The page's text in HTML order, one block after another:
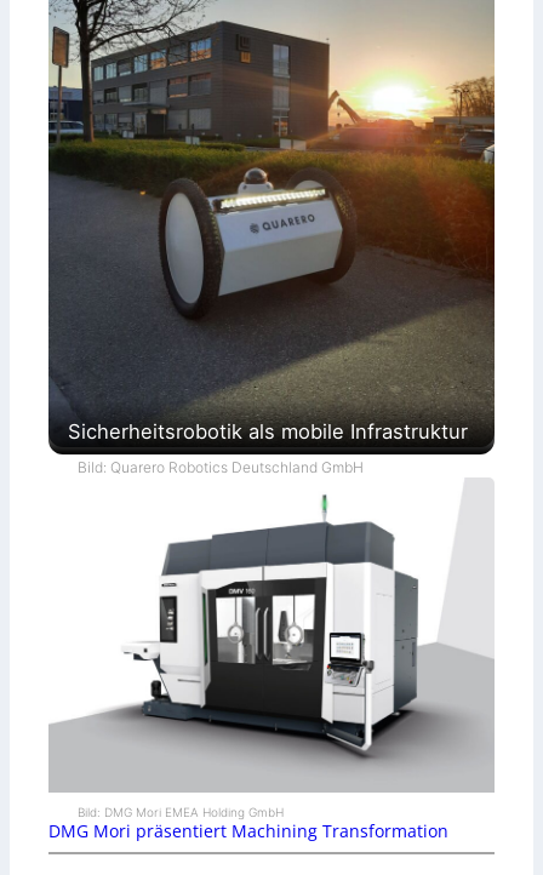
Sicherheitsrobotik als mobile Infrastruktur
Bild: Quarero Robotics Deutschland GmbH
Bild: DMG Mori EMEA Holding GmbH
DMG Mori präsentiert Machining Transformation